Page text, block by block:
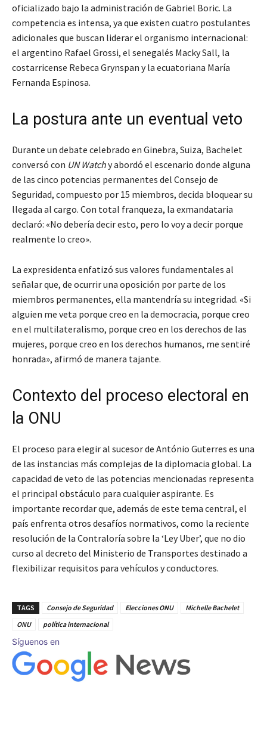
oficializado bajo la administración de Gabriel Boric. La
competencia es intensa, ya que existen cuatro postulantes
adicionales que buscan liderar el organismo internacional:
el argentino Rafael Grossi, el senegalés Macky Sall, la
costarricense Rebeca Grynspan y la ecuatoriana María
Fernanda Espinosa.
La postura ante un eventual veto
Durante un debate celebrado en Ginebra, Suiza, Bachelet
conversó con UN Watchy abordó el escenario donde alguna
de las cinco potencias permanentes del Consejo de
Seguridad, compuesto por 15 miembros, decida bloquear su
llegada al cargo. Con total franqueza, la exmandataria
declaró: «No debería decir esto, pero lo voy a decir porque
realmente lo creo».
La expresidenta enfatizó sus valores fundamentales al
señalar que, de ocurrir una oposición por parte de los
miembros permanentes, ella mantendría su integridad. «Si
alguien me veta porque creo en la democracia, porque creo
en el multilateralismo, porque creo en los derechos de las
mujeres, porque creo en los derechos humanos, me sentiré
honrada», afirmó de manera tajante.
Contexto del proceso electoral en
la ONU
El proceso para elegir al sucesor de António Guterres es una
de las instancias más complejas de la diplomacia global. La
capacidad de veto de las potencias mencionadas representa
el principal obstáculo para cualquier aspirante. Es
importante recordar que, además de este tema central, el
país enfrenta otros desafíos normativos, como la reciente
resolución de la Contraloría sobre la ‘Ley Uber’, que no dio
curso al decreto del Ministerio de Transportes destinado a
flexibilizar requisitos para vehículos y conductores.
TAGS Consejo de Seguridad Elecciones ONU
Michelle Bachelet
ONU
política internacional
Síguenos en